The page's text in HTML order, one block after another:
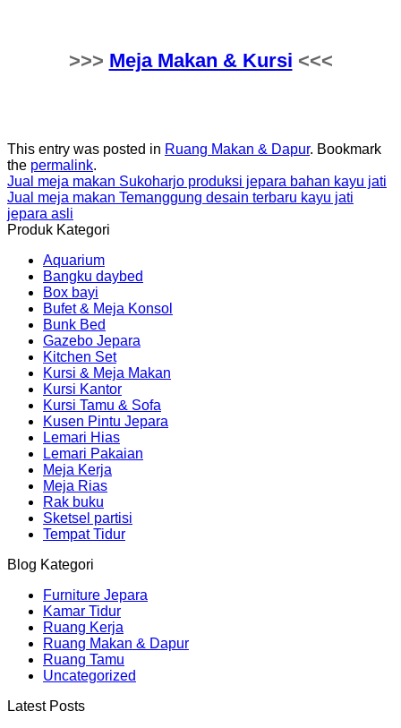
>>> Meja Makan & Kursi <<<
This entry was posted in Ruang Makan & Dapur. Bookmark
the permalink.
Jual meja makan Sukoharjo produksi jepara bahan kayu jati
Jual meja makan Temanggung desain terbaru kayu jati
jepara asli
Produk Kategori
Aquarium
Bangku daybed
Box bayi
Bufet & Meja Konsol
Bunk Bed
Gazebo Jepara
Kitchen Set
Kursi & Meja Makan
Kursi Kantor
Kursi Tamu & Sofa
Kusen Pintu Jepara
Lemari Hias
Lemari Pakaian
Meja Kerja
Meja Rias
Rak buku
Sketsel partisi
Tempat Tidur
Blog Kategori
Furniture Jepara
Kamar Tidur
Ruang Kerja
Ruang Makan & Dapur
Ruang Tamu
Uncategorized
Latest Posts